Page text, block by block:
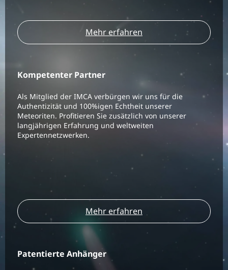
Mehr erfahren
Kompetenter Partner
Als Mitglied der IMCA verbürgen wir uns für die
Authentizität und 100%igen Echtheit unserer
Meteoriten. Profitieren Sie zusätzlich von unserer
langjährigen Erfahrung und weltweiten
Expertennetzwerken.
Mehr erfahren
Patentierte Anhänger